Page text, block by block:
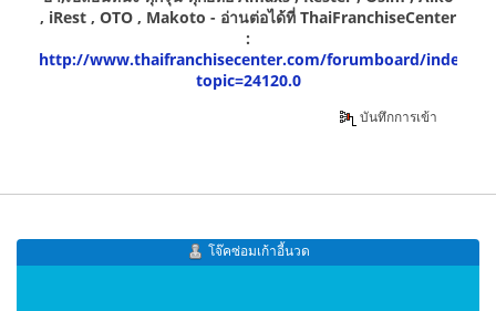
, iRest , OTO , Makoto - อ่านต่อได้ที่ ThaiFranchiseCenter
:
http://www.thaifranchisecenter.com/forumboard/
topic=24120.0
บันทึกการเข้า
โจ๊คซ่อมเก้าอี้นวด